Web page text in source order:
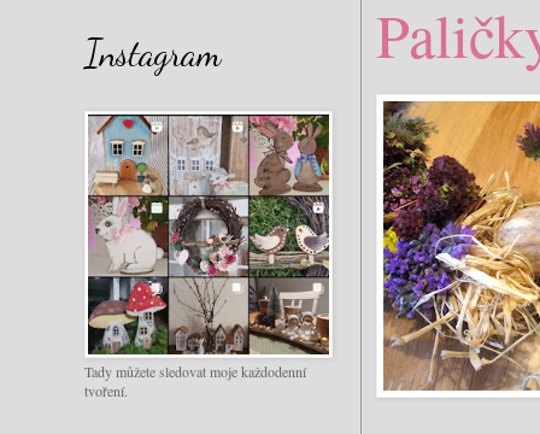
Instagram
Tady můžete sledovat moje každodenní
tvoření.